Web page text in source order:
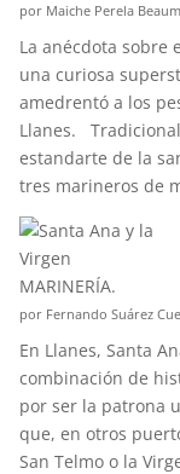
por Maiche Perela
La anécdota sobre
una curiosa
amedrentó a los
Llanes.
estandarte de la
tres marineros de
MARINERÍA.
por Fernando Suárez Cue
En Llanes, Santa
combinación de
por ser la patrona
que, en otros
San Telmo o la